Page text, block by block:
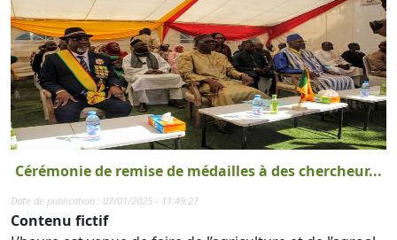
Cérémonie de remise de médailles à des chercheur...
Date de publication : 07/01/2025 - 11:49:27
Contenu fictif